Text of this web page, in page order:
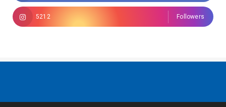
5212 Followers